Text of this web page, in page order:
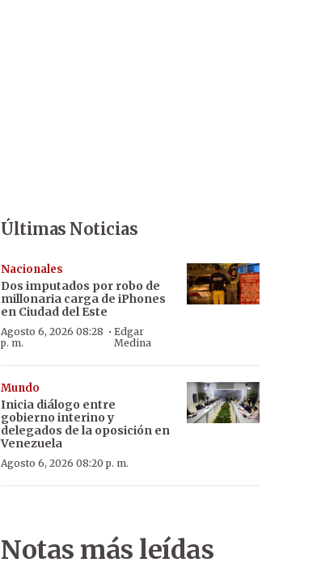
Últimas Noticias
Nacionales
Dos imputados por robo de
millonaria carga de iPhones
en Ciudad del Este
Agosto 6, 2026 08:28
p. m.
· Edgar
Medina
Mundo
Inicia diálogo entre
gobierno interino y
delegados de la oposición en
Venezuela
Agosto 6, 2026 08:20 p. m.
Notas más leídas